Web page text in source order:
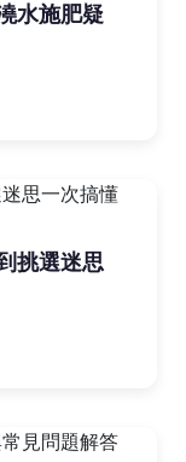
水施肥疑
挑選迷思